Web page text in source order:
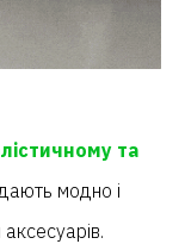
та
модно і